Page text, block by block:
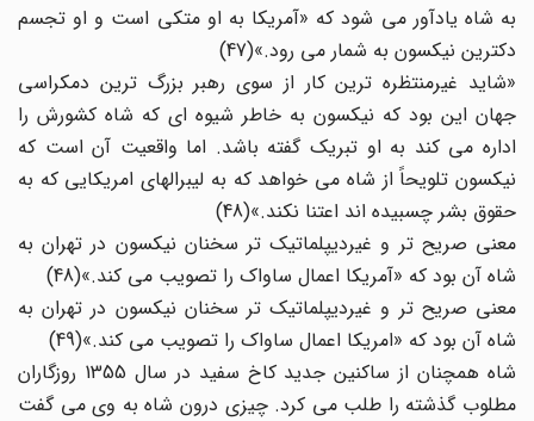
به شاه یادآور می شود که «آمریکا به او متکی است و او تجسم
دکترین نیکسون به شمار می رود.»(47)
«شاید غیرمنتظره ترین کار از سوی رهبر بزرگ ترین دمکراسی
جهان این بود که نیکسون به خاطر شیوه ای که شاه کشورش را
اداره می کند به او تبریک گفته باشد. اما واقعیت آن است که
نیکسون تلویحاً از شاه می خواهد که به لیبرالهای امریکایی که به
حقوق بشر چسبیده اند اعتنا نکند.»(48)
معنی صریح تر و غیردیپلماتیک تر سخنان نیکسون در تهران به
شاه آن بود که «آمریکا اعمال ساواک را تصویب می کند.»(48)
معنی صریح تر و غیردیپلماتیک تر سخنان نیکسون در تهران به
شاه آن بود که «امریکا اعمال ساواک را تصویب می کند.»(49)
شاه همچنان از ساکنین جدید کاخ سفید در سال 1355 روزگاران
مطلوب گذشته را طلب می کرد. چیزی درون شاه به وی می گفت